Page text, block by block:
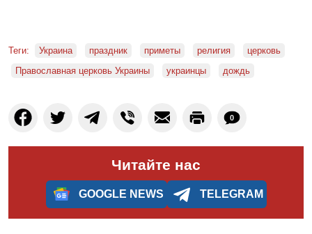
Теги: Украина праздник приметы религия
церковь
Православная церковь Украины
украинцы дождь
0
Читайте нас
GOOGLE NEWS TELEGRAM